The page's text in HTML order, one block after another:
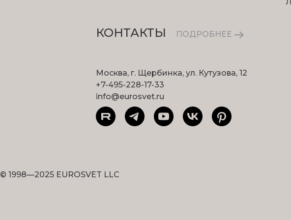
КОНТАКТЫ ПОДРОБНЕЕ
Москва, г. Щербинка, ул. Кутузова, 12
+7-495-228-17-33
info@eurosvet.ru
© 1998—2025 EUROSVET LLC